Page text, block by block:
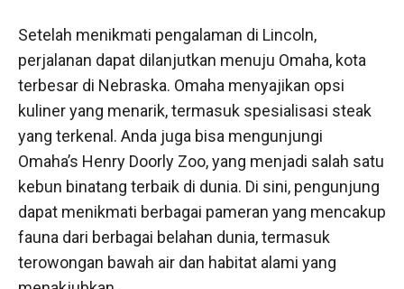
Setelah menikmati pengalaman di Lincoln,
perjalanan dapat dilanjutkan menuju Omaha, kota
terbesar di Nebraska. Omaha menyajikan opsi
kuliner yang menarik, termasuk spesialisasi steak
yang terkenal. Anda juga bisa mengunjungi
Omaha’s Henry Doorly Zoo, yang menjadi salah satu
kebun binatang terbaik di dunia. Di sini, pengunjung
dapat menikmati berbagai pameran yang mencakup
fauna dari berbagai belahan dunia, termasuk
terowongan bawah air dan habitat alami yang